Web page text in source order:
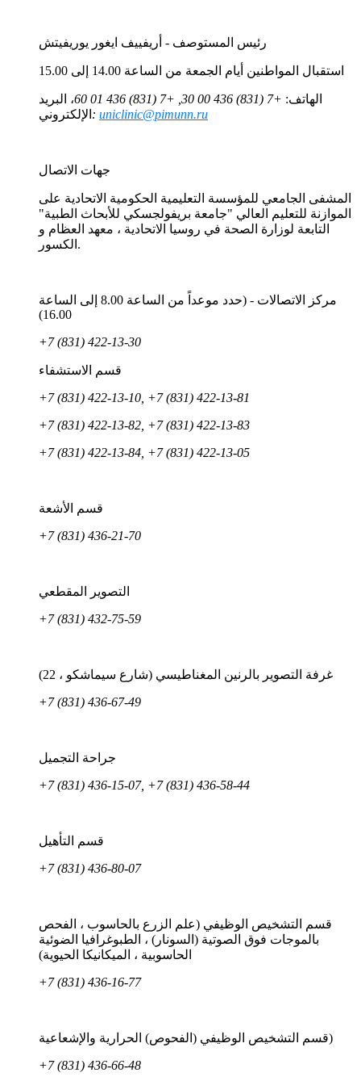
رئيس المستوصف - أريفييف ايغور يوريفيتش
استقبال المواطنين أيام الجمعة من الساعة 14.00 إلى 15.00
الهاتف: +7 (831) 436 00 30, +7 (831) 436 01 60
، البريد
الإلكتروني : uniclinic@pimunn.ru
جهات الاتصال
المشفى الجامعي للمؤسسة التعليمية الحكومية الاتحادية على
الموازنة للتعليم العالي "جامعة بريفولجسكي للأبحاث الطبية"
التابعة لوزارة الصحة في روسيا الاتحادية ، معهد العظام و
الكسور.
مركز الاتصالات - (حدد موعداً من الساعة 8.00 إلى الساعة
16.00)
+7 (831) 422-13-30
قسم الاستشفاء
+7 (831) 422-13-10, +7 (831) 422-13-81
+7 (831) 422-13-82, +7 (831) 422-13-83
+7 (831) 422-13-84, +7 (831) 422-13-05
قسم الأشعة
+7 (831) 436-21-70
التصوير المقطعي
+7 (831) 432-75-59
غرفة التصوير بالرنين المغناطيسي (شارع سيماشكو ، 22)
+7 (831) 436-67-49
جراحة التجميل
+7 (831) 436-15-07, +7 (831) 436-58-44
قسم التأهيل
+7 (831) 436-80-07
قسم التشخيص الوظيفي (علم الزرع بالحاسوب ، الفحص
بالموجات فوق الصوتية (السونار) ، الطبوغرافيا الضوئية
الحاسوبية ، الميكانيكا الحيوية)
+7 (831) 436-16-77
قسم التشخيص الوظيفي (الفحوص) الحرارية والإشعاعية)
+7 (831) 436-66-48